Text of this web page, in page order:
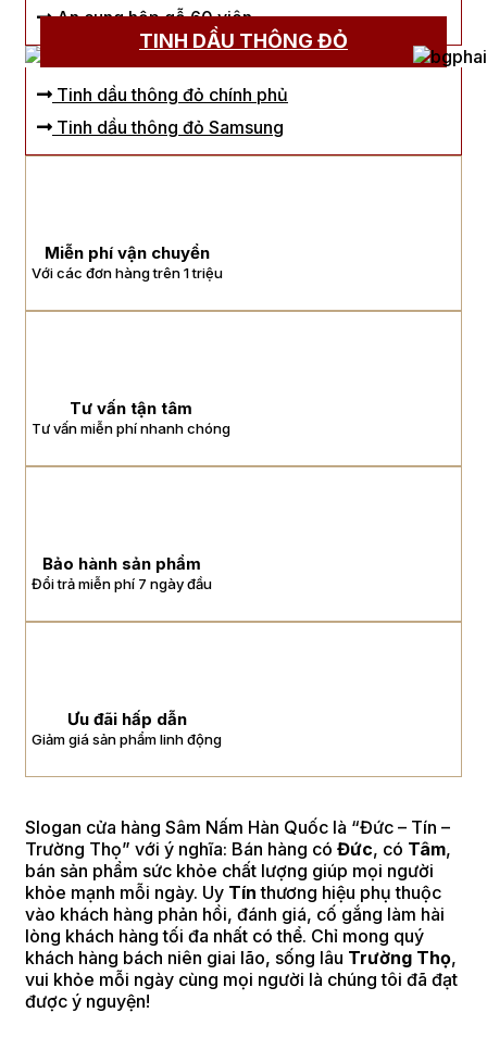
An cung hộp gỗ 60 viên
TINH DẦU THÔNG ĐỎ
Tinh dầu thông đỏ chính phủ
Tinh dầu thông đỏ Samsung
Miễn phí vận chuyển
Với các đơn hàng trên 1 triệu
Tư vấn tận tâm
Tư vấn miễn phí nhanh chóng
Bảo hành sản phẩm
Đổi trả miễn phí 7 ngày đầu
Ưu đãi hấp dẫn
Giảm giá sản phẩm linh động
Slogan cửa hàng Sâm Nấm Hàn Quốc là “Đức – Tín –
Trường Thọ” với ý nghĩa: Bán hàng có Đức, có Tâm,
bán sản phẩm sức khỏe chất lượng giúp mọi người
khỏe mạnh mỗi ngày. Uy Tín thương hiệu phụ thuộc
vào khách hàng phản hồi, đánh giá, cố gắng làm hài
lòng khách hàng tối đa nhất có thể. Chỉ mong quý
khách hàng bách niên giai lão, sống lâu Trường Thọ,
vui khỏe mỗi ngày cùng mọi người là chúng tôi đã đạt
được ý nguyện!